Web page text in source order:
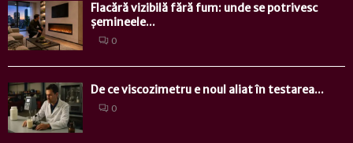
Flacără vizibilă fără fum: unde se potrivesc
șemineele...
0
De ce viscozimetru e noul aliat în testarea...
0